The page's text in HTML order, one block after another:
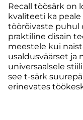
Recall töösärk on
kvaliteeti ka
töörõivaste puhul
praktiline disain
meestele kui
usaldusväärset ja
universaalsele
see t-särk
erinevates